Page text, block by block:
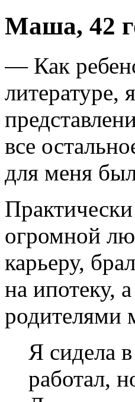
Маша, 42
— Как
литературе,
все
для меня
огромной
карьеру,
на ипотеку,
родителями
Я сидела
работал,